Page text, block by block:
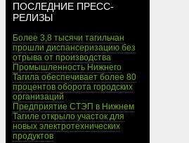
ПОСЛЕДНИЕ ПРЕСС-
РЕЛИЗЫ
Более 3,8 тысячи тагильчан
прошли диспансеризацию без
отрыва от производства
Промышленность Нижнего
Тагила обеспечивает более 80
процентов оборота городских
организаций
Предприятие СТЭП в Нижнем
Тагиле открыло участок для
новых электротехнических
продуктов